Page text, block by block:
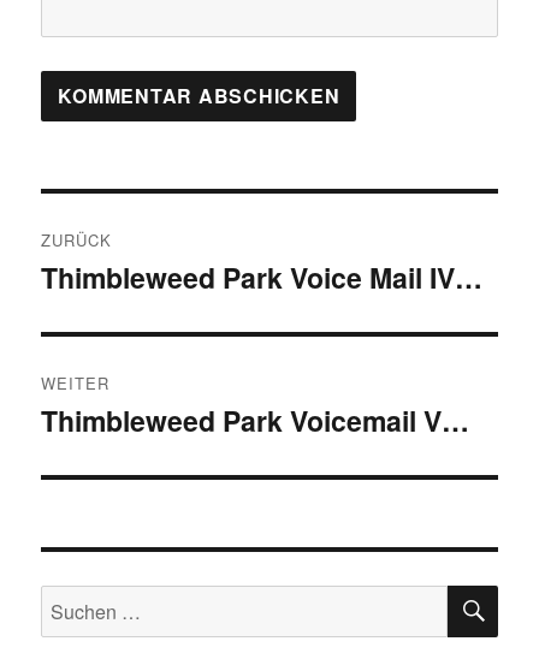
ZURÜCK
Vorheriger
Thimbleweed Park Voice Mail IV…
WEITER
Nächster
Thimbleweed Park Voicemail V…
Suchen
nach: